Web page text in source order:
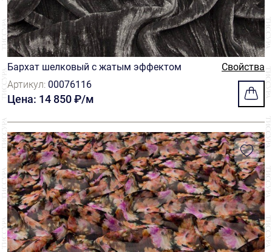
Бархат шелковый с жатым эффектом
Свойства
Артикул: 00076116
Цена: 14 850 ₽/м